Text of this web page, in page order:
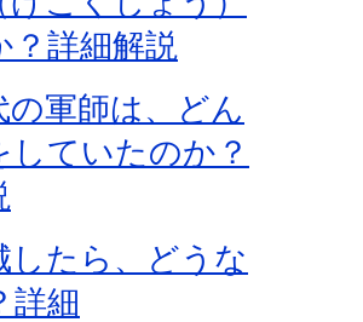
？詳細解説
の軍師は、どん
していたのか？
したら、どうな
詳細